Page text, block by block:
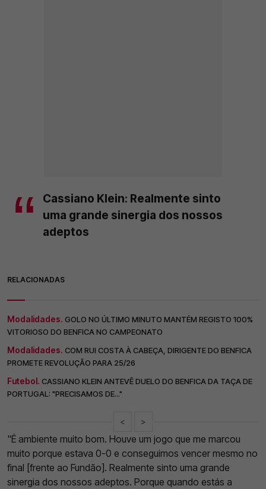
Cassiano Klein: Realmente sinto
uma grande sinergia dos nossos
adeptos
RELACIONADAS
Modalidades. GOLO NO ÚLTIMO MINUTO MANTÉM REGISTO 100%
VITORIOSO DO BENFICA NO CAMPEONATO
Modalidades. COM RUI COSTA À CABEÇA, DIRIGENTE DO BENFICA
PROMETE REVOLUÇÃO PARA 25/26
Futebol. CASSIANO KLEIN ANTEVÊ DUELO DO BENFICA DA TAÇA DE
PORTUGAL: "PRECISAMOS DE..."
< >
"É ambiente muito bom. Houve um jogo que me marcou
muito porque estava 0-0 e conseguimos vencer mesmo no
final [frente ao Fundão]. Realmente sinto uma grande
sinergia dos nossos adeptos. Porque quando estás a